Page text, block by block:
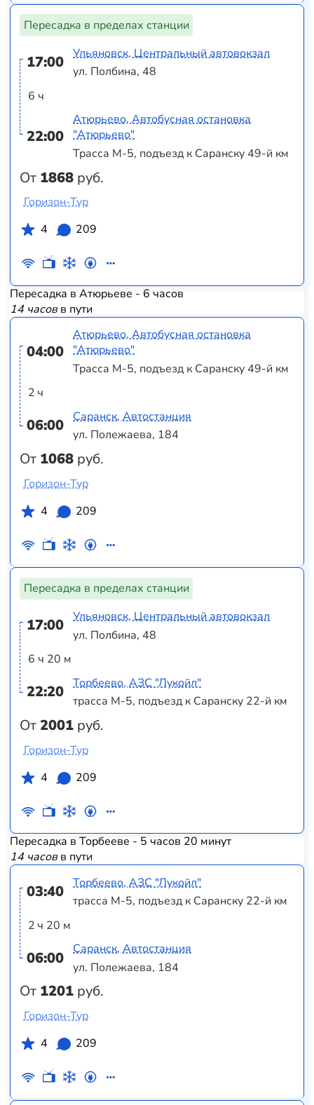
Пересадка в пределах станции
17:00
6 ч
22:00
От 1868 руб.
Ульяновск, Центральный автовокзал
ул. Полбина, 48
Атюрьево, Автобусная остановка
"Атюрьево"
Трасса М-5, подъезд к Саранску 49-й км
Горизон-Тур
4
209
Пересадка в Атюрьеве - 6 часов
14 часовв пути
04:00
2 ч
06:00
От 1068 руб.
Атюрьево, Автобусная остановка
"Атюрьево"
Трасса М-5, подъезд к Саранску 49-й км
Саранск, Автостанция
ул. Полежаева, 184
Горизон-Тур
4
209
Пересадка в пределах станции
17:00
6 ч 20 м
22:20
От2001 руб.
Ульяновск, Центральный автовокзал
ул. Полбина, 48
Торбеево, АЗС "Лукойл"
трасса М-5, подъезд к Саранску 22-й км
Горизон-Тур
4
209
Пересадка в Торбееве - 5 часов 20 минут
14 часовв пути
03:40
2 ч 20 м
06:00
От 1201 руб.
Торбеево, АЗС "Лукойл"
трасса М-5, подъезд к Саранску 22-й км
Саранск, Автостанция
ул. Полежаева, 184
Горизон-Тур
4
209